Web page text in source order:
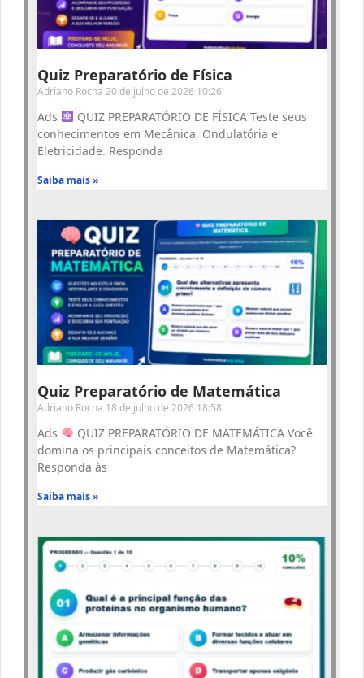
Quiz Preparatório de Física
Adriano Rocha 20 de julho de 2026 10:26
Ads
QUIZ PREPARATÓRIO DE FÍSICA Teste seus
conhecimentos em Mecânica, Ondulatória e
Eletricidade. Responda
Saiba mais »
Quiz Preparatório de Matemática
Adriano Rocha 18 de julho de 2026 18:58
Ads
QUIZ PREPARATÓRIO DE MATEMÁTICA Você
domina os principais conceitos de Matemática?
Responda às
Saiba mais »